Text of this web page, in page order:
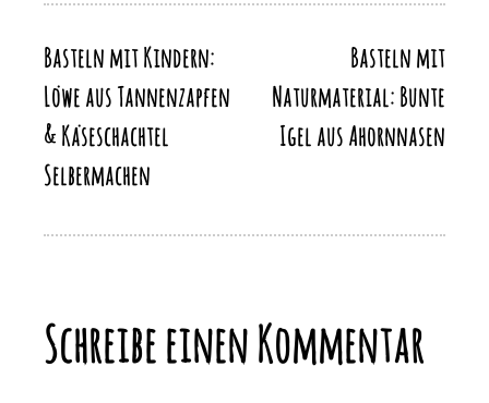
k
k
Beitragsnavigation
Basteln mit Kindern:
Löwe aus Tannenzapfen
& Käseschachtel
Selbermachen
Basteln mit
Naturmaterial: Bunte
Igel aus Ahornnasen
Schreibe einen Kommentar